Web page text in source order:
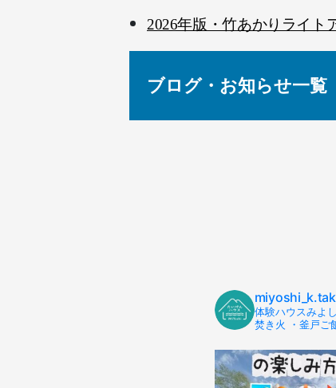
2026年版・竹あかりライト
ブログ・お知らせ一覧
体験ハウスみよ
焚き火 ・釜戸ご